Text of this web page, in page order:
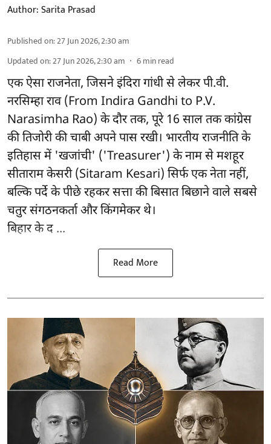
Author:Sarita Prasad
Published on:27 Jun 2026, 2:30 am
Updated on:27 Jun 2026, 2:30 am 6min read
एक ऐसा राजनेता, जिसने इंदिरा गांधी से लेकर पी.वी.
नरसिम्हा राव (From Indira Gandhi to P.V.
Narasimha Rao) के दौर तक, पूरे 16 साल तक कांग्रेस
की तिजोरी की चाबी अपने पास रखी। भारतीय राजनीति के
इतिहास में 'खजांची' ('Treasurer') के नाम से मशहूर
सीताराम केसरी (Sitaram Kesari) सिर्फ एक नेता नहीं,
बल्कि पर्दे के पीछे रहकर सत्ता की बिसात बिछाने वाले सबसे
चतुर संगठनकर्ता और किंगमेकर थे।
बिहार के द ...
Read More